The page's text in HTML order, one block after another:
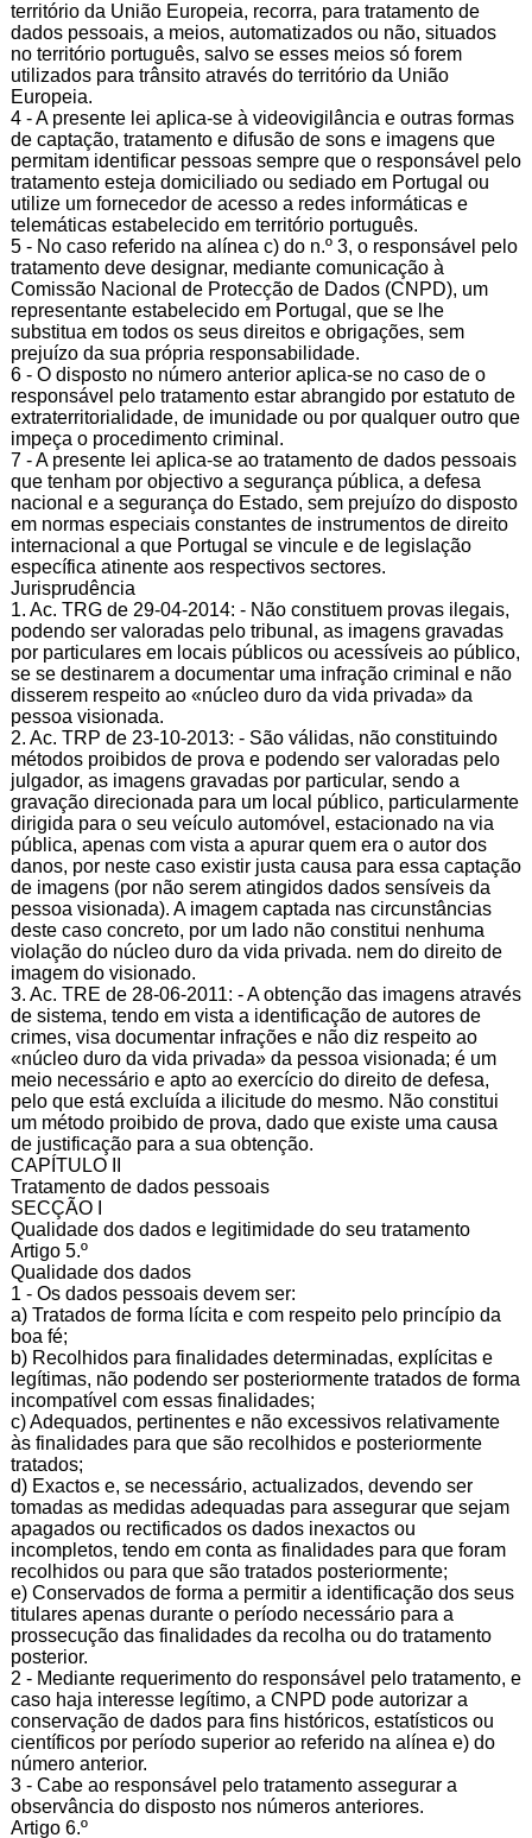
território da União Europeia, recorra, para tratamento de
dados pessoais, a meios, automatizados ou não, situados
no território português, salvo se esses meios só forem
utilizados para trânsito através do território da União
Europeia.
4 - A presente lei aplica-se à videovigilância e outras formas
de captação, tratamento e difusão de sons e imagens que
permitam identificar pessoas sempre que o responsável pelo
tratamento esteja domiciliado ou sediado em Portugal ou
utilize um fornecedor de acesso a redes informáticas e
telemáticas estabelecido em território português.
5 - No caso referido na alínea c) do n.º 3, o responsável pelo
tratamento deve designar, mediante comunicação à
Comissão Nacional de Protecção de Dados (CNPD), um
representante estabelecido em Portugal, que se lhe
substitua em todos os seus direitos e obrigações, sem
prejuízo da sua própria responsabilidade.
6 - O disposto no número anterior aplica-se no caso de o
responsável pelo tratamento estar abrangido por estatuto de
extraterritorialidade, de imunidade ou por qualquer outro que
impeça o procedimento criminal.
7 - A presente lei aplica-se ao tratamento de dados pessoais
que tenham por objectivo a segurança pública, a defesa
nacional e a segurança do Estado, sem prejuízo do disposto
em normas especiais constantes de instrumentos de direito
internacional a que Portugal se vincule e de legislação
específica atinente aos respectivos sectores.
Jurisprudência
1. Ac. TRG de 29-04-2014: - Não constituem provas ilegais,
podendo ser valoradas pelo tribunal, as imagens gravadas
por particulares em locais públicos ou acessíveis ao público,
se se destinarem a documentar uma infração criminal e não
disserem respeito ao «núcleo duro da vida privada» da
pessoa visionada.
2. Ac. TRP de 23-10-2013: - São válidas, não constituindo
métodos proibidos de prova e podendo ser valoradas pelo
julgador, as imagens gravadas por particular, sendo a
gravação direcionada para um local público, particularmente
dirigida para o seu veículo automóvel, estacionado na via
pública, apenas com vista a apurar quem era o autor dos
danos, por neste caso existir justa causa para essa captação
de imagens (por não serem atingidos dados sensíveis da
pessoa visionada). A imagem captada nas circunstâncias
deste caso concreto, por um lado não constitui nenhuma
violação do núcleo duro da vida privada. nem do direito de
imagem do visionado.
3. Ac. TRE de 28-06-2011: - A obtenção das imagens através
de sistema, tendo em vista a identificação de autores de
crimes, visa documentar infrações e não diz respeito ao
«núcleo duro da vida privada» da pessoa visionada; é um
meio necessário e apto ao exercício do direito de defesa,
pelo que está excluída a ilicitude do mesmo. Não constitui
um método proibido de prova, dado que existe uma causa
de justificação para a sua obtenção.
CAPÍTULO II
Tratamento de dados pessoais
SECÇÃO I
Qualidade dos dados e legitimidade do seu tratamento
Artigo 5.º
Qualidade dos dados
1 - Os dados pessoais devem ser:
a) Tratados de forma lícita e com respeito pelo princípio da
boa fé;
b) Recolhidos para finalidades determinadas, explícitas e
legítimas, não podendo ser posteriormente tratados de forma
incompatível com essas finalidades;
c) Adequados, pertinentes e não excessivos relativamente
às finalidades para que são recolhidos e posteriormente
tratados;
d) Exactos e, se necessário, actualizados, devendo ser
tomadas as medidas adequadas para assegurar que sejam
apagados ou rectificados os dados inexactos ou
incompletos, tendo em conta as finalidades para que foram
recolhidos ou para que são tratados posteriormente;
e) Conservados de forma a permitir a identificação dos seus
titulares apenas durante o período necessário para a
prossecução das finalidades da recolha ou do tratamento
posterior.
2 - Mediante requerimento do responsável pelo tratamento, e
caso haja interesse legítimo, a CNPD pode autorizar a
conservação de dados para fins históricos, estatísticos ou
científicos por período superior ao referido na alínea e) do
número anterior.
3 - Cabe ao responsável pelo tratamento assegurar a
observância do disposto nos números anteriores.
Artigo 6.º